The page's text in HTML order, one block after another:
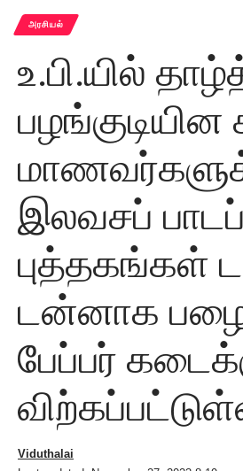
அரசியல்
உ.பி.யில்
பழங்குடியின
இலவசப் பாடப்
புத்தகங்கள்
டன்னாக
பேப்பர்
Viduthalai